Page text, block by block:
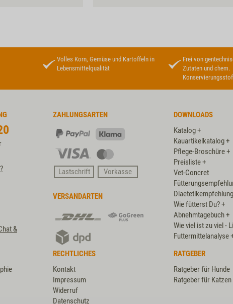
Volles Korn, Gemüse und Kartoffeln in
Lebensmittelqualität
Frei von
Zutaten und chem.
&
ZAHLUNGSARTEN
PayPal
Visa
Lastschrift
Vorkasse
VERSANDARTEN
DHL
DHL
GoGreen
DPD
DOWNLOADS
Katalog +
Kauartikelkatalog +
Pflege-Broschüre +
Preisliste +
Vet-Concret
Diaetetikempfehlung
Wie fütterst Du? +
Abnehmtagebuch +
Wie viel ist zu viel -
Futtermittelanalyse
RECHTLICHES
Kontakt
Impressum
Widerruf
Datenschutz
RATGEBER
Ratgeber für Hunde
Ratgeber für Katzen